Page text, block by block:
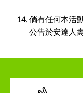
倘有任何本活
公告於安達人